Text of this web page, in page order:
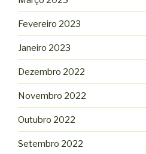
Fevereiro 2023
Janeiro 2023
Dezembro 2022
Novembro 2022
Outubro 2022
Setembro 2022